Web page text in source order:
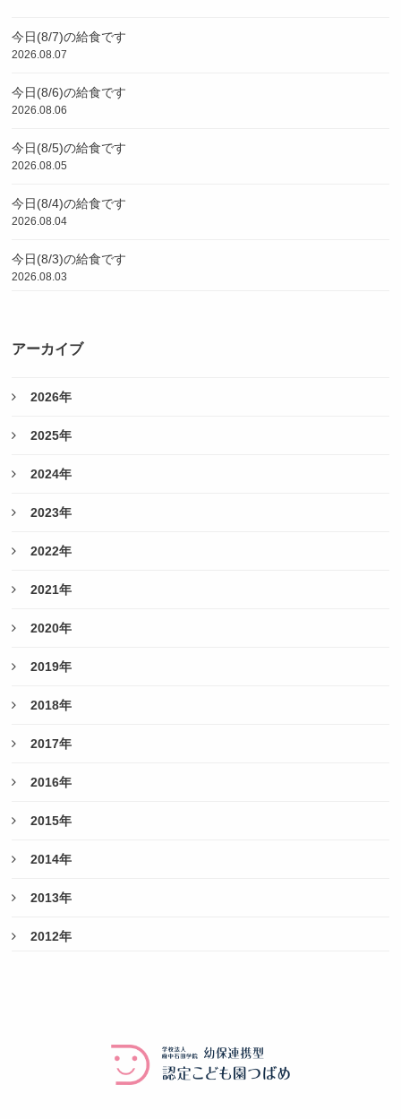
今日(8/7)の給食です
2026.08.07
今日(8/6)の給食です
2026.08.06
今日(8/5)の給食です
2026.08.05
今日(8/4)の給食です
2026.08.04
今日(8/3)の給食です
2026.08.03
アーカイブ
2026年
2025年
2024年
2023年
2022年
2021年
2020年
2019年
2018年
2017年
2016年
2015年
2014年
2013年
2012年